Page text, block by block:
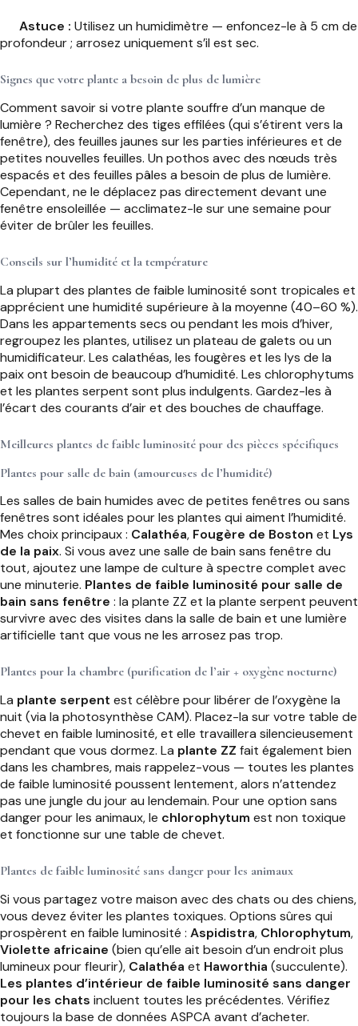
Astuce : Utilisez un humidimètre — enfoncez-le à 5 cm de
profondeur ; arrosez uniquement s’il est sec.
Signes que votre plante a besoin de plus de lumière
Comment savoir si votre plante souffre d’un manque de
lumière ? Recherchez des tiges effilées (qui s’étirent vers la
fenêtre), des feuilles jaunes sur les parties inférieures et de
petites nouvelles feuilles. Un pothos avec des nœuds très
espacés et des feuilles pâles a besoin de plus de lumière.
Cependant, ne le déplacez pas directement devant une
fenêtre ensoleillée — acclimatez-le sur une semaine pour
éviter de brûler les feuilles.
Conseils sur l’humidité et la température
La plupart des plantes de faible luminosité sont tropicales et
apprécient une humidité supérieure à la moyenne (40–60 %).
Dans les appartements secs ou pendant les mois d’hiver,
regroupez les plantes, utilisez un plateau de galets ou un
humidificateur. Les calathéas, les fougères et les lys de la
paix ont besoin de beaucoup d’humidité. Les chlorophytums
et les plantes serpent sont plus indulgents. Gardez-les à
l’écart des courants d’air et des bouches de chauffage.
Meilleures plantes de faible luminosité pour des pièces spécifiques
Plantes pour salle de bain (amoureuses de l’humidité)
Les salles de bain humides avec de petites fenêtres ou sans
fenêtres sont idéales pour les plantes qui aiment l’humidité.
Mes choix principaux : Calathéa, Fougère de Boston et Lys
de la paix. Si vous avez une salle de bain sans fenêtre du
tout, ajoutez une lampe de culture à spectre complet avec
une minuterie. Plantes de faible luminosité pour salle de
bain sans fenêtre : la plante ZZ et la plante serpent peuvent
survivre avec des visites dans la salle de bain et une lumière
artificielle tant que vous ne les arrosez pas trop.
Plantes pour la chambre (purification de l’air + oxygène nocturne)
La plante serpent est célèbre pour libérer de l’oxygène la
nuit (via la photosynthèse CAM). Placez-la sur votre table de
chevet en faible luminosité, et elle travaillera silencieusement
pendant que vous dormez. La plante ZZ fait également bien
dans les chambres, mais rappelez-vous — toutes les plantes
de faible luminosité poussent lentement, alors n’attendez
pas une jungle du jour au lendemain. Pour une option sans
danger pour les animaux, le chlorophytum est non toxique
et fonctionne sur une table de chevet.
Plantes de faible luminosité sans danger pour les animaux
Si vous partagez votre maison avec des chats ou des chiens,
vous devez éviter les plantes toxiques. Options sûres qui
prospèrent en faible luminosité : Aspidistra, Chlorophytum,
Violette africaine (bien qu’elle ait besoin d’un endroit plus
lumineux pour fleurir), Calathéa et Haworthia (succulente).
Les plantes d’intérieur de faible luminosité sans danger
pour les chats incluent toutes les précédentes. Vérifiez
toujours la base de données ASPCA avant d’acheter.